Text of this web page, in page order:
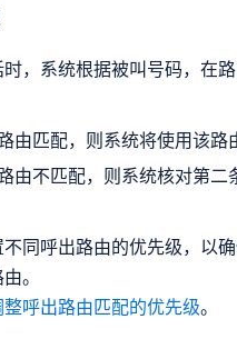
，系统根据被叫号码，在
由匹配，则系统将使用该路
由不匹配，则系统核对第二
同呼出路由的优先级，以
。
整呼出路由匹配的优先级。